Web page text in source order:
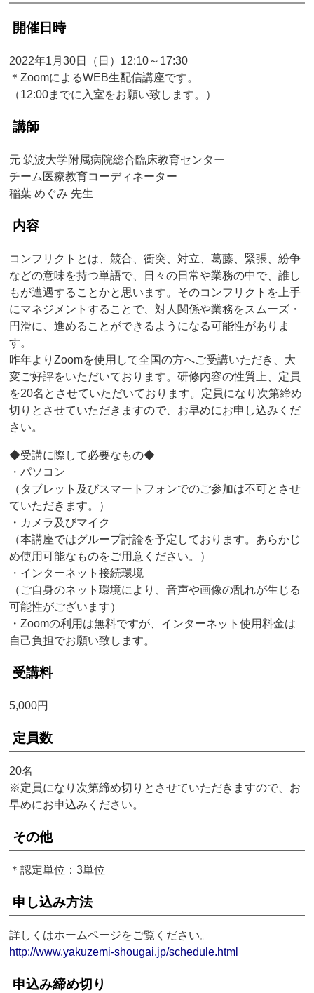
開催日時
2022年1月30日（日）12:10～17:30
＊ZoomによるWEB生配信講座です。
（12:00までに入室をお願い致します。）
講師
元 筑波大学附属病院総合臨床教育センター
チーム医療教育コーディネーター
稲葉 めぐみ 先生
内容
コンフリクトとは、競合、衝突、対立、葛藤、緊張、紛争
などの意味を持つ単語で、日々の日常や業務の中で、誰し
もが遭遇することかと思います。そのコンフリクトを上手
にマネジメントすることで、対人関係や業務をスムーズ・
円滑に、進めることができるようになる可能性がありま
す。
昨年よりZoomを使用して全国の方へご受講いただき、大
変ご好評をいただいております。研修内容の性質上、定員
を20名とさせていただいております。定員になり次第締め
切りとさせていただきますので、お早めにお申し込みくだ
さい。
◆受講に際して必要なもの◆
・パソコン
（タブレット及びスマートフォンでのご参加は不可とさせ
ていただきます。）
・カメラ及びマイク
（本講座ではグループ討論を予定しております。あらかじ
め使用可能なものをご用意ください。）
・インターネット接続環境
（ご自身のネット環境により、音声や画像の乱れが生じる
可能性がございます）
・Zoomの利用は無料ですが、インターネット使用料金は
自己負担でお願い致します。
受講料
5,000円
定員数
20名
※定員になり次第締め切りとさせていただきますので、お
早めにお申込みください。
その他
＊認定単位：3単位
申し込み方法
詳しくはホームページをご覧ください。
http://www.yakuzemi-shougai.jp/schedule.html
申込み締め切り